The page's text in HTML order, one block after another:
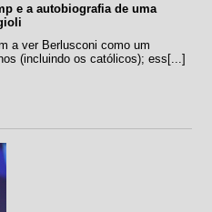
e a autobiografia de uma
a ver Berlusconi como um
(incluindo os católicos); ess[...]